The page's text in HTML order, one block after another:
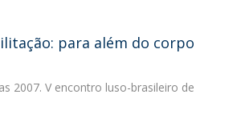
para além do corpo
2007. V encontro luso-brasileiro de